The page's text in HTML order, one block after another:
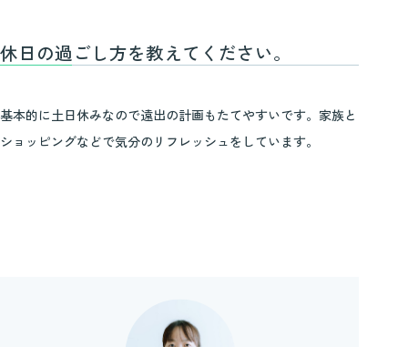
休日の過ごし方を教えてください。
基本的に土日休みなので遠出の計画もたてやすいです。家族と
ショッピングなどで気分のリフレッシュをしています。